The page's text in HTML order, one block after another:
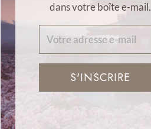
dans votre boîte e-mail.
S'INSCRIRE